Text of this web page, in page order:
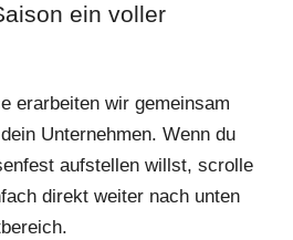
ein voller
erarbeiten wir gemeinsam
Unternehmen. Wenn du
aufstellen willst, scrolle
direkt weiter nach unten